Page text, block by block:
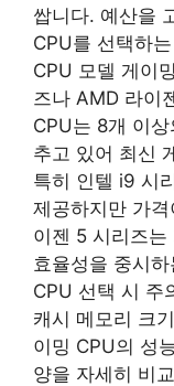
쌉니다. 예산을
CPU를 선택하
CPU 모델 게이
즈나 AMD 라이
CPU는 8개 이
추고 있어 최신
특히 인텔 i9 시
제공하지만 가
이젠 5 시리즈
효율성을 중시
CPU 선택 시 주
캐시 메모리 크
이밍 CPU의 성
양을 자세히 비